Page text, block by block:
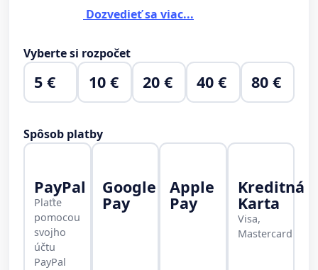
Dozvedieť sa viac...
Vyberte si rozpočet
5 € 10 € 20 € 40 € 80 €
Spôsob platby
PayPal
Plaťte
pomocou
svojho
účtu
PayPal
Google
Pay
Apple
Pay
Kreditná
Karta
Visa,
Mastercard